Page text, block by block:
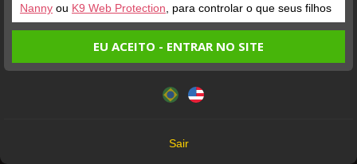
Verifique sua conta
0:39
Verifique sua conta
1
Este website utiliza cookies e tecnologias semelhantes de
Política de Privacidade
você concorda com estes termos.
Nanny ou K9 Web Protection, para controlar o que seus filhos
veem.
fatos:
Tenho ao menos 18 anos de idade e sou maior de idade
EU ACEITO - ENTRAR NO SITE
Sair